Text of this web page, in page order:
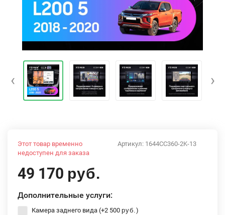
‹ ›
Артикул: 1644CC360-2K-13
Этот товар временно
недоступен для заказа
49 170 руб.
Дополнительные услуги:
Камера заднего вида (+2 500 руб. )